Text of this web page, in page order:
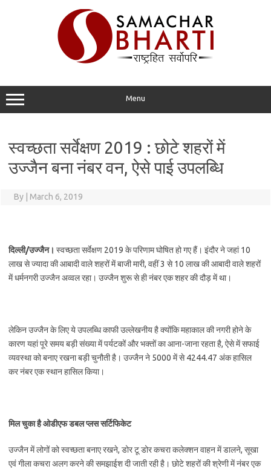
Menu
स्वच्छता सर्वेक्षण 2019 : छोटे शहरों में
उज्जैन बना नंबर वन, ऐसे पाई उपलब्धि
By March 6, 2019
दिल्ली/उज्जैन। स्वच्छता सर्वेक्षण 2019 के परिणाम घोषित हो गए हैं। इंदौर ने जहां 10
लाख से ज्यादा की आबादी वाले शहरों में बाजी मारी, वहीं 3 से 10 लाख की आबादी वाले शहरों
में धर्मनगरी उज्जैन अव्वल रहा। उज्जैन शुरू से ही नंबर एक शहर की दौड़ में था।
लेकिन उज्जैन के लिए ये उपलब्धि काफी उल्लेखनीय है क्योंकि महाकाल की नगरी होने के
कारण यहां पूरे समय बड़ी संख्या में पर्यटकों और भक्तों का आना-जाना रहता है, ऐसे में सफाई
व्यवस्था को बनाए रखना बड़ी चुनौती है। उज्जैन ने 5000 में से 4244.47 अंक हासिल
कर नंबर एक स्थान हासिल किया।
मिल चुका है ओडीएफ डबल प्लस सर्टिफिकेट
उज्जैन में लोगों को स्वच्छता बनाए रखने, डोर टू डोर कचरा कलेक्शन वाहन में डालने, सूखा
एवं गीला कचरा अलग करने की समझाईश दी जाती रही है। छोटे शहरों की श्रेणी में नंबर एक